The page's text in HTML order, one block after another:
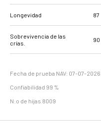
Longevidad 87
Sobrevivencia de las
crías.
90
Fecha de prueba NAV: 07-07-2026
Confiabilidad 99 %
N:o de hijas 8009